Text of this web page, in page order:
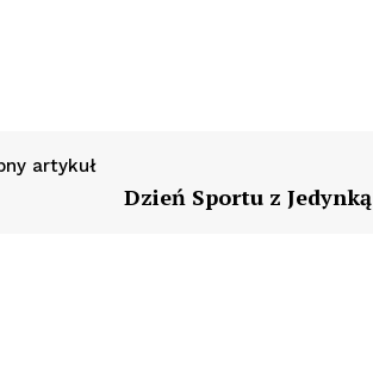
artykuł
Dzień Sportu z Jedynką